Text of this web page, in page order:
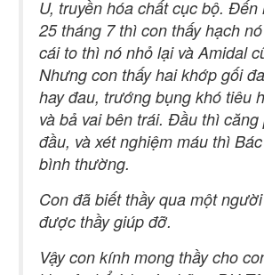
U, truyền hóa chất cục bộ. Đến
25 tháng 7 thì con thấy hạch
cái to thì nó nhỏ lại và Amidal
Nhưng con thấy hai khớp gối
hay đau, trướng bụng khó tiêu
và bả vai bên trái. Đầu thì
đầu, và xét nghiệm máu thì
bình thường.
Con đã biết thầy qua một
được thầy giúp đỡ.
Vậy con kính mong thầy cho